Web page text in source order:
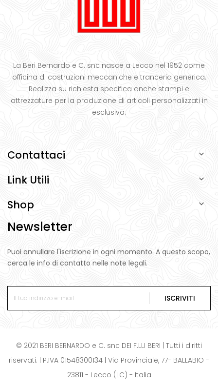
La Beri Bernardo e C. snc nasce a Lecco nel 1952 come
officina di costruzioni meccaniche e tranceria generica.
Realizza su richiesta specifica anche stampi e
attrezzature per la produzione di articoli personalizzati in
esclusiva.
Contattaci 
Link Utili 
Shop 
Newsletter
Puoi annullare l'iscrizione in ogni momento. A questo scopo,
cerca le info di contatto nelle note legali.
ISCRIVITI
© 2021 BERI BERNARDO e C. snc DEI F.LLI BERI | Tutti i diritti
riservati. | P.IVA 01548300134 | Via Provinciale, 77- BALLABIO -
23811 - Lecco (LC) - Italia